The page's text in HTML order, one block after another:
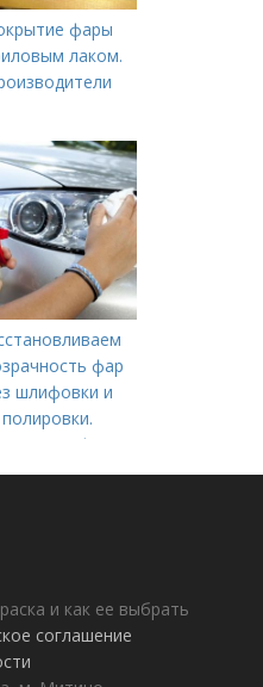
фары
лаком.
фар
шлифовки и
полировки.
фар
и как ее выбрать
соглашение